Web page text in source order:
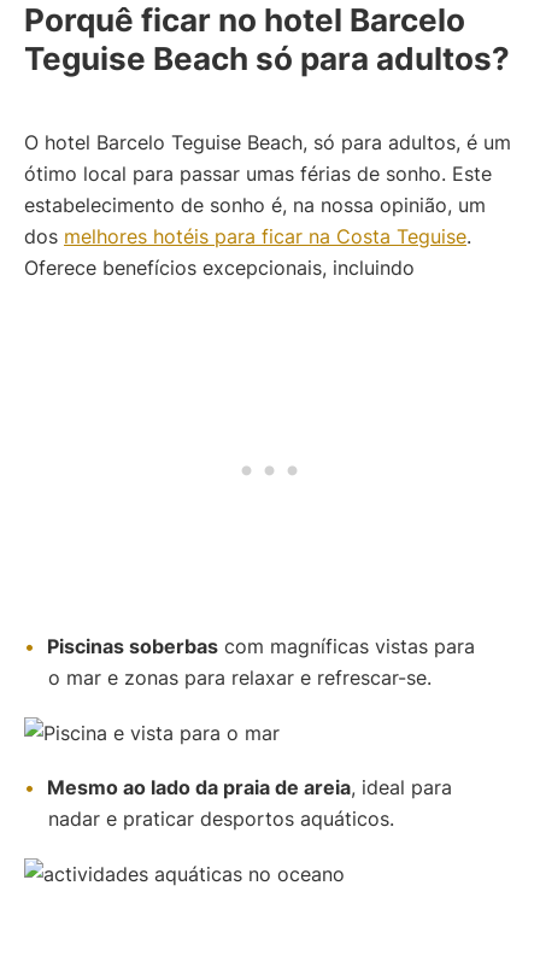
Porquê ficar no hotel Barcelo
Teguise Beach só para adultos?
O hotel Barcelo Teguise Beach, só para adultos, é um
ótimo local para passar umas férias de sonho. Este
estabelecimento de sonho é, na nossa opinião, um
dos melhores hotéis para ficar na Costa Teguise.
Oferece benefícios excepcionais, incluindo
Piscinas soberbas com magníficas vistas para
o mar e zonas para relaxar e refrescar-se.
Mesmo ao lado da praia de areia, ideal para
nadar e praticar desportos aquáticos.